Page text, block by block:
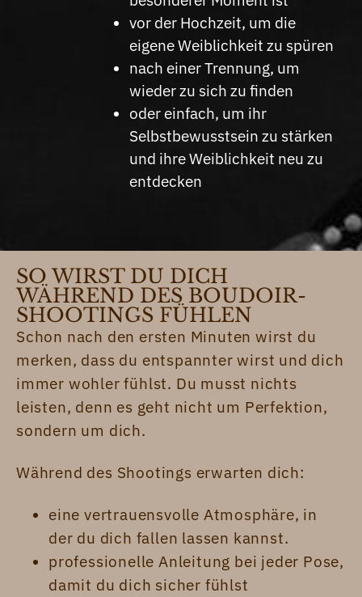
vor der Hochzeit, um die
eigene Weiblichkeit zu spüren
nach einer Trennung, um
wieder zu sich zu finden
oder einfach, um ihr
Selbstbewusstsein zu stärken
und ihre Weiblichkeit neu zu
entdecken
SO WIRST DU DICH
WÄHREND DES BOUDOIR-
SHOOTINGS FÜHLEN
Schon nach den ersten Minuten wirst du
merken, dass du entspannter wirst und dich
immer wohler fühlst. Du musst nichts
leisten, denn es geht nicht um Perfektion,
sondern um dich.
Während des Shootings erwarten dich:
eine vertrauensvolle Atmosphäre, in
der du dich fallen lassen kannst.
professionelle Anleitung bei jeder Pose,
damit du dich sicher fühlst